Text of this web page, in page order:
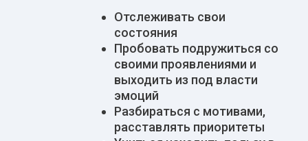
Отслеживать свои
состояния
Пробовать подружиться со
своими проявлениями и
выходить из под власти
эмоций
Разбираться с мотивами,
расставлять приоритеты